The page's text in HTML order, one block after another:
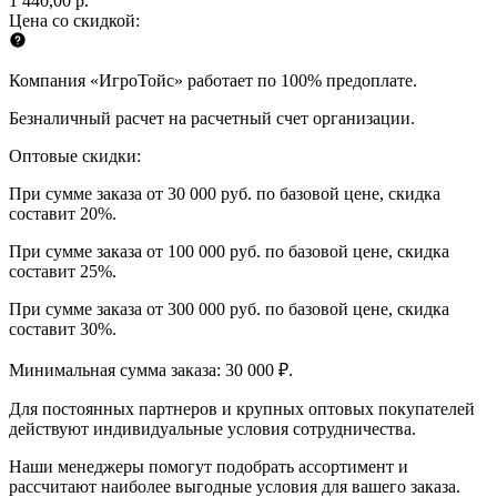
Цена со скидкой:
Компания «ИгроТойс» работает по 100% предоплате.
Безналичный расчет на расчетный счет организации.
Оптовые скидки:
При сумме заказа от 30 000 руб. по базовой цене, скидка
составит 20%.
При сумме заказа от 100 000 руб. по базовой цене, скидка
составит 25%.
При сумме заказа от 300 000 руб. по базовой цене, скидка
составит 30%.
Минимальная сумма заказа: 30 000 ₽.
Для постоянных партнеров и крупных оптовых покупателей
действуют индивидуальные условия сотрудничества.
Наши менеджеры помогут подобрать ассортимент и
рассчитают наиболее выгодные условия для вашего заказа.